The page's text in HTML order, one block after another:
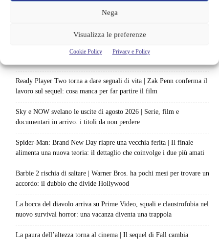
Nega
Visualizza le preferenze
Cookie Policy Privacy e Policy
Monster affronta il caso Lizzie Borden, Netflix svela data e prime
Ready Player Two torna a dare segnali di vita | Zak Penn conferma il
lavoro sul sequel: cosa manca per far partire il film
Sky e NOW svelano le uscite di agosto 2026 | Serie, film e
documentari in arrivo: i titoli da non perdere
Spider-Man: Brand New Day riapre una vecchia ferita | Il finale
alimenta una nuova teoria: il dettaglio che coinvolge i due più amati
Barbie 2 rischia di saltare | Warner Bros. ha pochi mesi per trovare un
accordo: il dubbio che divide Hollywood
La bocca del diavolo arriva su Prime Video, squali e claustrofobia nel
nuovo survival horror: una vacanza diventa una trappola
La paura dell’altezza torna al cinema | Il sequel di Fall cambia